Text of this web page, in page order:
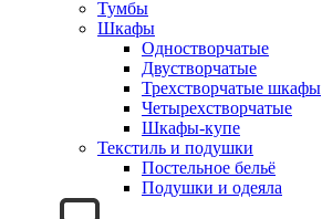
Тумбы
Шкафы
Одностворчатые
Двустворчатые
Трехстворчатые шкафы
Четырехстворчатые
Шкафы-купе
Текстиль и подушки
Постельное бельё
Подушки и одеяла